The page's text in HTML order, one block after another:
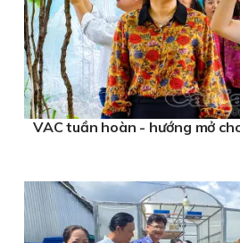
VAC tuần hoàn - hướng mở